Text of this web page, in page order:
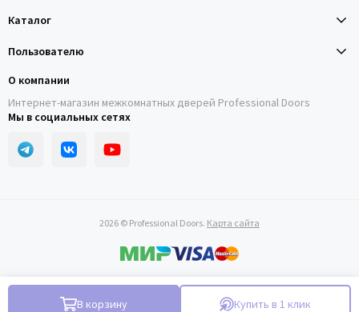
В корзину Купить в 1 клик
Каталог
Пользователю
О компании
Интернет-магазин межкомнатных дверей Professional Doors
Мы в социальных сетях
2026 © Professional Doors. Карта сайта